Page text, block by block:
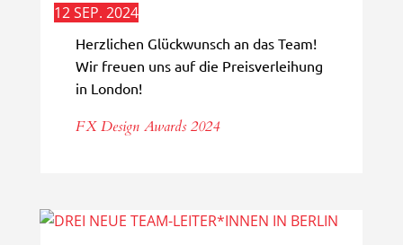
12 SEP. 2024
Herzlichen Glückwunsch an das Team!
Wir freuen uns auf die Preisverleihung
in London!
FX Design Awards 2024